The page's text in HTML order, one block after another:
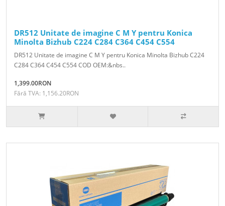
DR512 Unitate de imagine C M Y pentru Konica
Minolta Bizhub C224 C284 C364 C454 C554
DR512 Unitate de imagine C M Y pentru Konica Minolta Bizhub C224
C284 C364 C454 C554 COD OEM:&nbs..
1,399.00RON
Fără TVA: 1,156.20RON